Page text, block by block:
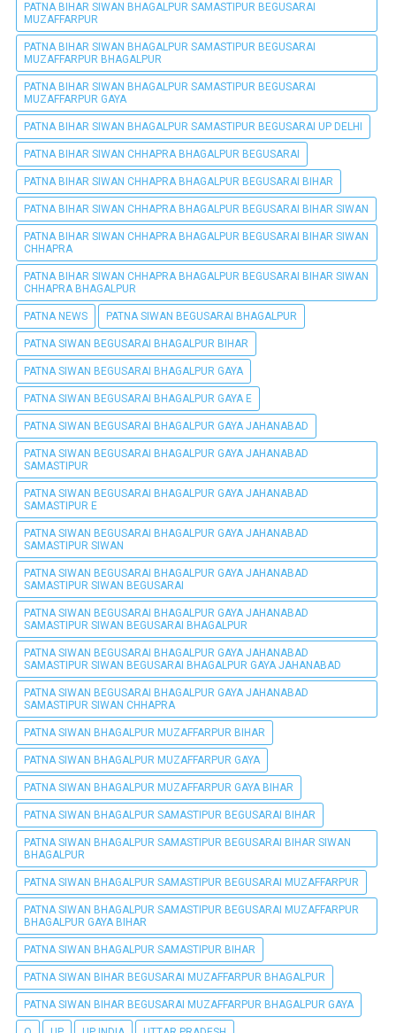
PATNA BIHAR SIWAN BHAGALPUR SAMASTIPUR BEGUSARAI
MUZAFFARPUR
PATNA BIHAR SIWAN BHAGALPUR SAMASTIPUR BEGUSARAI
MUZAFFARPUR BHAGALPUR
PATNA BIHAR SIWAN BHAGALPUR SAMASTIPUR BEGUSARAI
MUZAFFARPUR GAYA
PATNA BIHAR SIWAN BHAGALPUR SAMASTIPUR BEGUSARAI UP DELHI
PATNA BIHAR SIWAN CHHAPRA BHAGALPUR BEGUSARAI
PATNA BIHAR SIWAN CHHAPRA BHAGALPUR BEGUSARAI BIHAR
PATNA BIHAR SIWAN CHHAPRA BHAGALPUR BEGUSARAI BIHAR SIWAN
PATNA BIHAR SIWAN CHHAPRA BHAGALPUR BEGUSARAI BIHAR SIWAN
CHHAPRA
PATNA BIHAR SIWAN CHHAPRA BHAGALPUR BEGUSARAI BIHAR SIWAN
CHHAPRA BHAGALPUR
PATNA NEWS PATNA SIWAN BEGUSARAI BHAGALPUR
PATNA SIWAN BEGUSARAI BHAGALPUR BIHAR
PATNA SIWAN BEGUSARAI BHAGALPUR GAYA
PATNA SIWAN BEGUSARAI BHAGALPUR GAYA E
PATNA SIWAN BEGUSARAI BHAGALPUR GAYA JAHANABAD
PATNA SIWAN BEGUSARAI BHAGALPUR GAYA JAHANABAD
SAMASTIPUR
PATNA SIWAN BEGUSARAI BHAGALPUR GAYA JAHANABAD
SAMASTIPUR E
PATNA SIWAN BEGUSARAI BHAGALPUR GAYA JAHANABAD
SAMASTIPUR SIWAN
PATNA SIWAN BEGUSARAI BHAGALPUR GAYA JAHANABAD
SAMASTIPUR SIWAN BEGUSARAI
PATNA SIWAN BEGUSARAI BHAGALPUR GAYA JAHANABAD
SAMASTIPUR SIWAN BEGUSARAI BHAGALPUR
PATNA SIWAN BEGUSARAI BHAGALPUR GAYA JAHANABAD
SAMASTIPUR SIWAN BEGUSARAI BHAGALPUR GAYA JAHANABAD
PATNA SIWAN BEGUSARAI BHAGALPUR GAYA JAHANABAD
SAMASTIPUR SIWAN CHHAPRA
PATNA SIWAN BHAGALPUR MUZAFFARPUR BIHAR
PATNA SIWAN BHAGALPUR MUZAFFARPUR GAYA
PATNA SIWAN BHAGALPUR MUZAFFARPUR GAYA BIHAR
PATNA SIWAN BHAGALPUR SAMASTIPUR BEGUSARAI BIHAR
PATNA SIWAN BHAGALPUR SAMASTIPUR BEGUSARAI BIHAR SIWAN
BHAGALPUR
PATNA SIWAN BHAGALPUR SAMASTIPUR BEGUSARAI MUZAFFARPUR
PATNA SIWAN BHAGALPUR SAMASTIPUR BEGUSARAI MUZAFFARPUR
BHAGALPUR GAYA BIHAR
PATNA SIWAN BHAGALPUR SAMASTIPUR BIHAR
PATNA SIWAN BIHAR BEGUSARAI MUZAFFARPUR BHAGALPUR
PATNA SIWAN BIHAR BEGUSARAI MUZAFFARPUR BHAGALPUR GAYA